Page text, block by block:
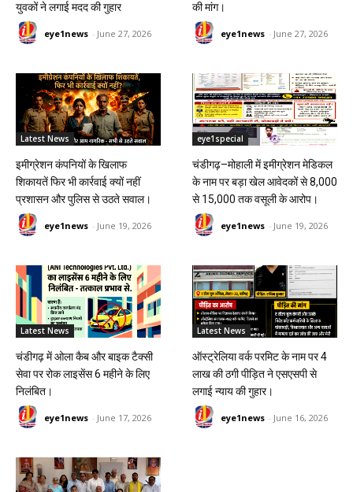
युवकों ने लगाई मदद की गुहार
eye1news - June 27, 2026
की मांग।
eye1news - June 27, 2026
Latest News
इमीग्रेशन कंपनियों के खिलाफ
शिकायतें फिर भी कार्रवाई क्यों नहीं
प्रशासन और पुलिस से उठते सवाल।
eye1news - June 19, 2026
eye1special
चंडीगढ़–मोहाली में इमीग्रेशन मेडिकल
के नाम पर बड़ा खेल आवेदकों से ₹8,000
से ₹15,000 तक वसूली के आरोप।
eye1news - June 19, 2026
Latest News
चंडीगढ़ में ओला कैब और बाइक टैक्सी
सेवा पर रोक लाइसेंस 6 महीने के लिए
निलंबित।
eye1news - June 17, 2026
Latest News
ऑस्ट्रेलिया वर्क परमिट के नाम पर 4
लाख की ठगी पीड़ित ने एसएसपी से
लगाई न्याय की गुहार।
eye1news - June 16, 2026